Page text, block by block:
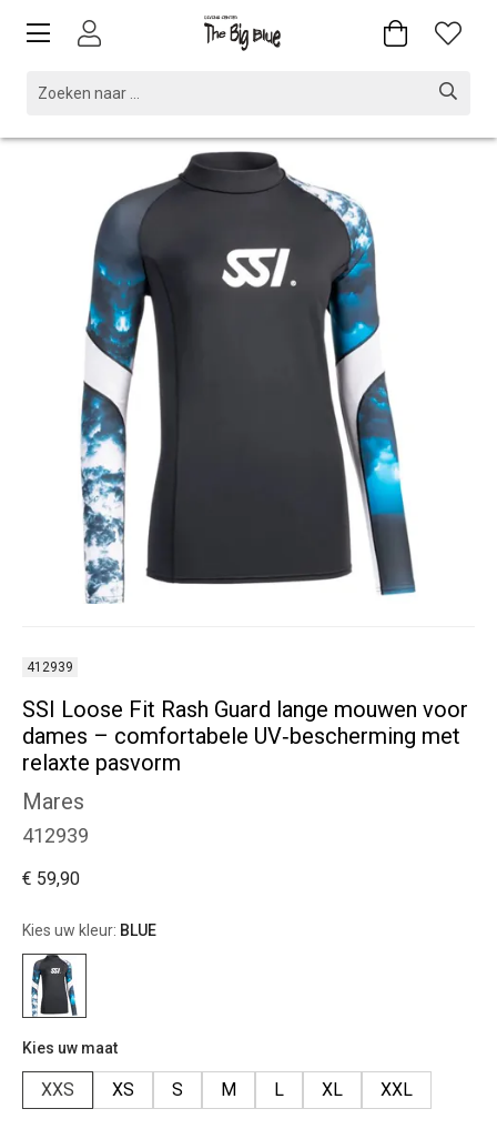
412939
SSI Loose Fit Rash Guard lange mouwen voor
dames – comfortabele UV‑bescherming met
relaxte pasvorm
Mares
412939
€ 59,90
Kies uw kleur: BLUE
Kies uw maat
XXS XS S M L XL XXL